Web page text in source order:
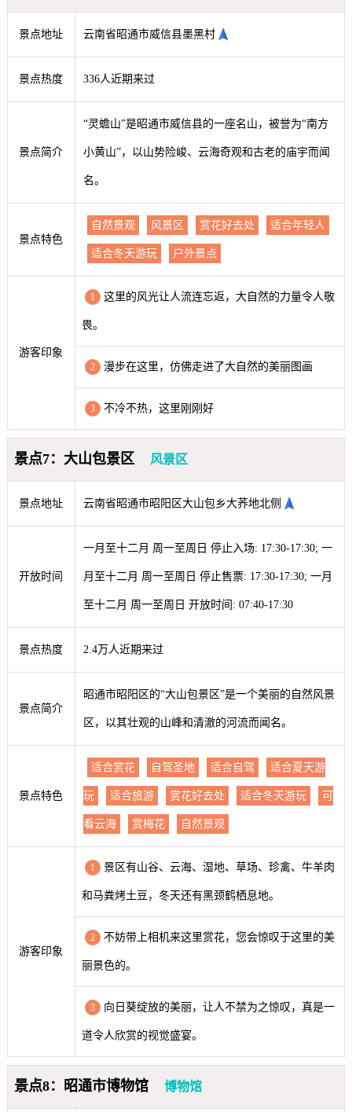
景点地址 云南省昭通市威信县墨黑村
景点热度 336人近期来过
景点简介
“灵蟾山”是昭通市威信县的一座名山，被誉为“南方
小黄山”，以山势险峻、云海奇观和古老的庙宇而闻
名。
景点特色
自然景观 风景区 赏花好去处 适合年轻人
适合冬天游玩 户外景点
游客印象
1 这里的风光让人流连忘返，大自然的力量令人敬
畏。
2 漫步在这里，仿佛走进了大自然的美丽图画
3 不冷不热，这里刚刚好
景点7：大山包景区 风景区
景点地址 云南省昭通市昭阳区大山包乡大荞地北侧
开放时间
一月至十二月 周一至周日 停止入场: 17:30-17:30; 一
月至十二月 周一至周日 停止售票: 17:30-17:30; 一月
至十二月 周一至周日 开放时间: 07:40-17:30
景点热度 2.4万人近期来过
景点简介
昭通市昭阳区的“大山包景区”是一个美丽的自然风景
区，以其壮观的山峰和清澈的河流而闻名。
景点特色
适合赏花 自驾圣地 适合自驾 适合夏天游
玩 适合旅游 赏花好去处 适合冬天游玩 可
看云海 赏梅花 自然景观
游客印象
1 景区有山谷、云海、湿地、草场、珍禽、牛羊肉
和马粪烤土豆，冬天还有黑颈鹤栖息地。
2 不妨带上相机来这里赏花，您会惊叹于这里的美
丽景色的。
3 向日葵绽放的美丽，让人不禁为之惊叹，真是一
道令人欣赏的视觉盛宴。
景点8：昭通市博物馆 博物馆